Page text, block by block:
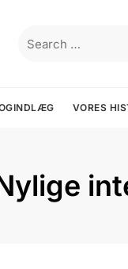
for:
VORES